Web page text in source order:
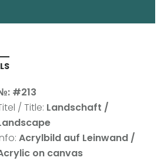
#213
/ Title: Landschaft /
Acrylbild auf Leinwand /
on canvas